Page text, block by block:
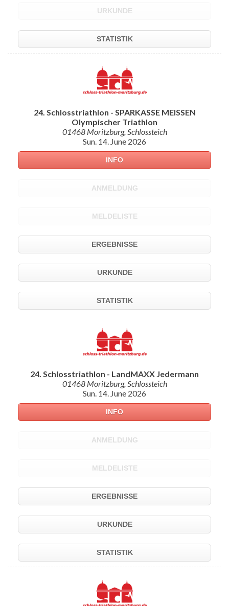
URKUNDE
STATISTIK
24. Schlosstriathlon - SPARKASSE MEISSEN
Olympischer Triathlon
01468 Moritzburg, Schlossteich
Sun. 14. June 2026
INFO
ANMELDUNG
MELDELISTE
ERGEBNISSE
URKUNDE
STATISTIK
24. Schlosstriathlon - LandMAXX Jedermann
01468 Moritzburg, Schlossteich
Sun. 14. June 2026
INFO
ANMELDUNG
MELDELISTE
ERGEBNISSE
URKUNDE
STATISTIK